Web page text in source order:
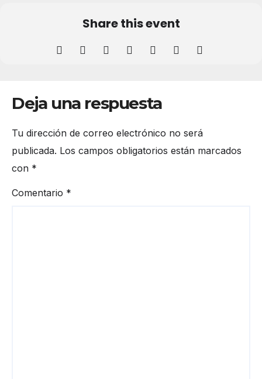
Share this event
Deja una respuesta
Tu dirección de correo electrónico no será
publicada. Los campos obligatorios están marcados
con *
Comentario *